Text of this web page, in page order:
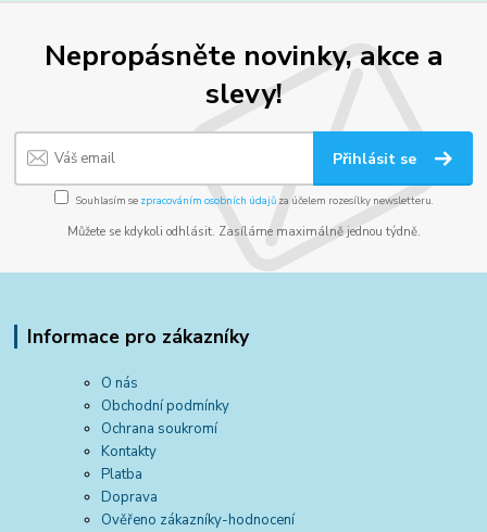
Nepropásněte novinky, akce a
slevy!
Přihlásit se
Souhlasím se zpracováním osobních údajůza účelem rozesílky newsletteru.
Můžete se kdykoli odhlásit. Zasíláme maximálně jednou týdně.
Informace pro zákazníky
O nás
Obchodní podmínky
Ochrana soukromí
Kontakty
Platba
Doprava
Ověřeno zákazníky-hodnocení